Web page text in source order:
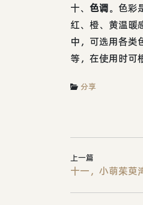
十、 色调。色彩
红、橙、黄温暖
中，可选用各类
等，在使用时可
分享
上一篇
十一，小萌茱萸